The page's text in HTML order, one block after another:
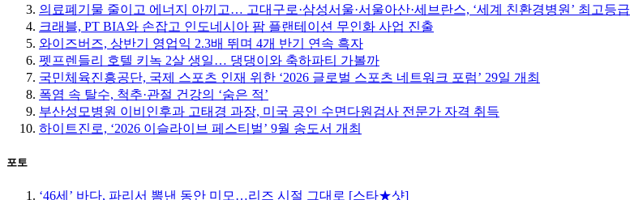
의료폐기물 줄이고 에너지 아끼고… 고대구로·삼성서울·서울아산·세브란스, ‘세계 친환경병원’ 최고등급
크래블, PT BIA와 손잡고 인도네시아 팜 플랜테이션 무인화 사업 진출
와이즈버즈, 상반기 영업익 2.3배 뛰며 4개 반기 연속 흑자
펫프렌들리 호텔 키녹 2살 생일… 댕댕이와 축하파티 가볼까
국민체육진흥공단, 국제 스포츠 인재 위한 ‘2026 글로벌 스포츠 네트워크 포럼’ 29일 개최
폭염 속 탈수, 척추·관절 건강의 ‘숨은 적’
부산성모병원 이비인후과 고태경 과장, 미국 공인 수면다원검사 전문가 자격 취득
하이트진로, ‘2026 이슬라이브 페스티벌’ 9월 송도서 개최
포토
‘46세’ 바다, 파리서 뽐낸 동안 미모…리즈 시절 그대로 [스타★샷]